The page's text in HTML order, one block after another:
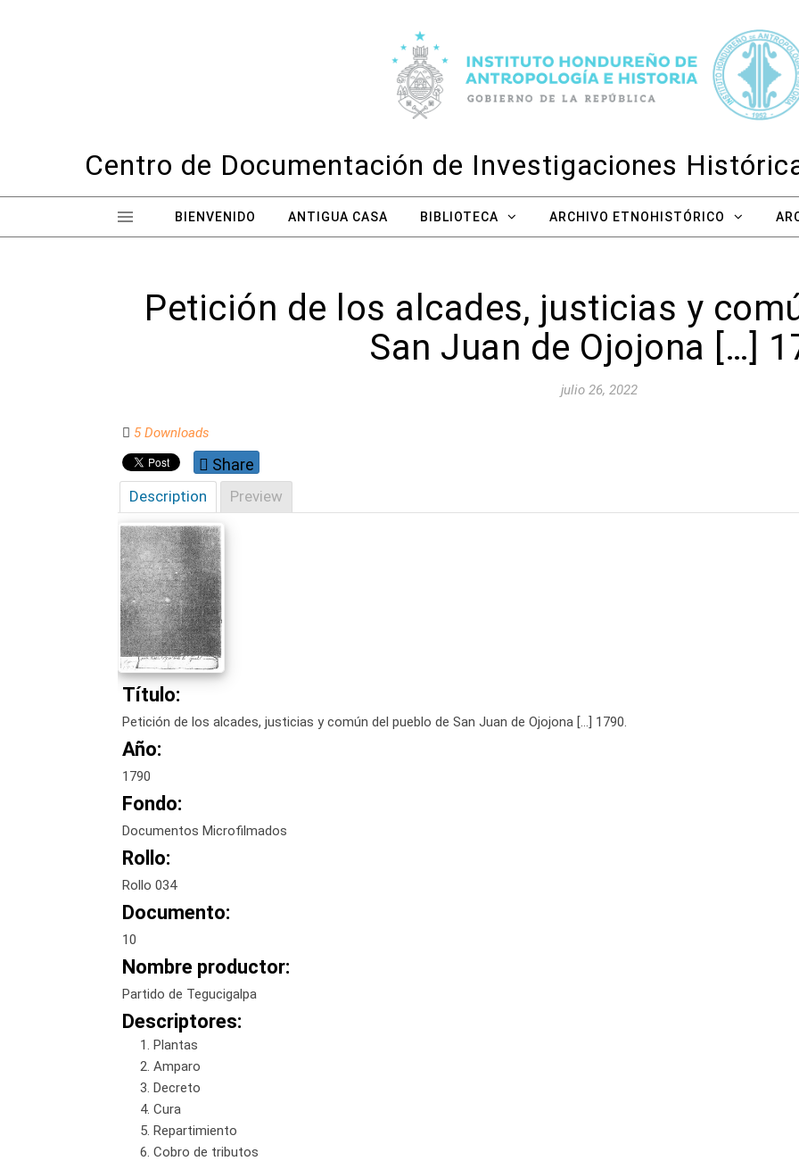
Centro de Documentación de Investigaciones
BIENVENIDO ANTIGUA CASA BIBLIOTECA ARCHIVO ETNOHISTÓRICO
Petición de los alcades, justicias y
San Juan de Ojojona […]
julio 26, 2022
5 Downloads
Share
Description Preview
Título:
Petición de los alcades, justicias y común del pueblo de San Juan de Ojojona […] 1790.
Año:
1790
Fondo:
Documentos Microfilmados
Rollo:
Rollo 034
Documento:
10
Nombre productor:
Partido de Tegucigalpa
Descriptores:
Plantas
Amparo
Decreto
Cura
Repartimiento
Cobro de tributos